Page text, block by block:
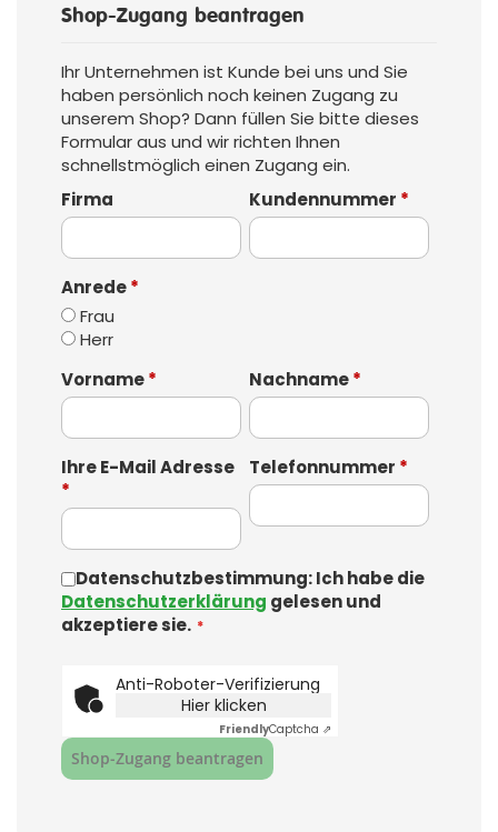
Shop-Zugang beantragen
Ihr Unternehmen ist Kunde bei uns und Sie
haben persönlich noch keinen Zugang zu
unserem Shop? Dann füllen Sie bitte dieses
Formular aus und wir richten Ihnen
schnellstmöglich einen Zugang ein.
Firma
Kundennummer *
Anrede*
Frau
Herr
Vorname* Nachname*
Ihre E-Mail Adresse
*
Telefonnummer *
Datenschutzbestimmung: Ich habe die
Datenschutzerklärung gelesen und
akzeptiere sie.
Anti-Roboter-Verifizierung
Hier klicken
FriendlyCaptcha ⇗
Shop‑Zugang beantragen